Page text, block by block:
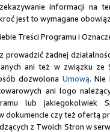
informacji na
jest to wymagane
Treści Programu i
prowadzić żadnej
ani też w związku ze
dozwolona Umową. Nie
ani logo
lub jakiegokolwiek
czy też ofertą
z Twoich Stron w